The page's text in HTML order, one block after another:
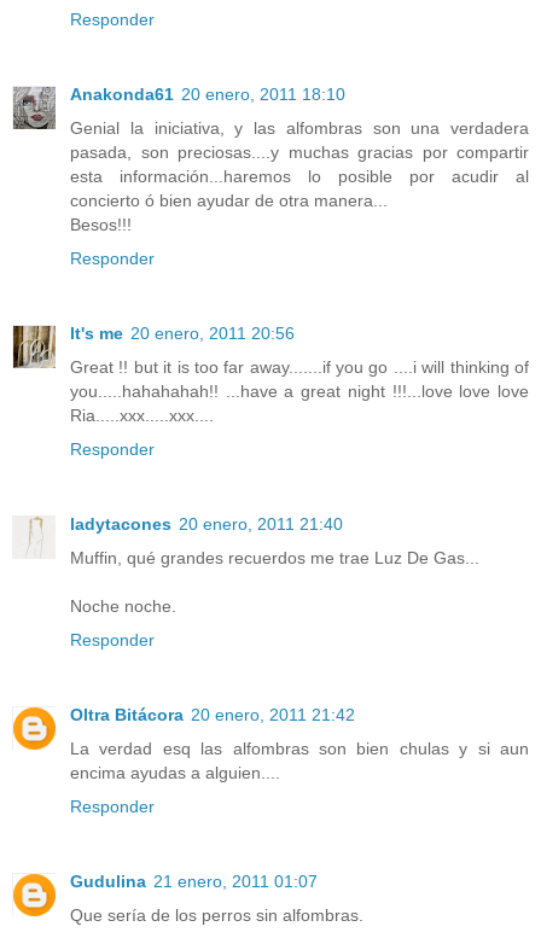
Responder
Anakonda61 20 enero, 2011 18:10
Genial la iniciativa, y las alfombras son una verdadera
pasada, son preciosas....y muchas gracias por compartir
esta información...haremos lo posible por acudir al
concierto ó bien ayudar de otra manera...
Besos!!!
Responder
It's me 20 enero, 2011 20:56
Great !! but it is too far away.......if you go ....i will thinking of
you.....hahahahah!! ...have a great night !!!...love love love
Ria.....xxx.....xxx....
Responder
ladytacones 20 enero, 2011 21:40
Muffin, qué grandes recuerdos me trae Luz De Gas...
Noche noche.
Responder
Oltra Bitácora 20 enero, 2011 21:42
La verdad esq las alfombras son bien chulas y si aun
encima ayudas a alguien....
Responder
Gudulina 21 enero, 2011 01:07
Que sería de los perros sin alfombras.